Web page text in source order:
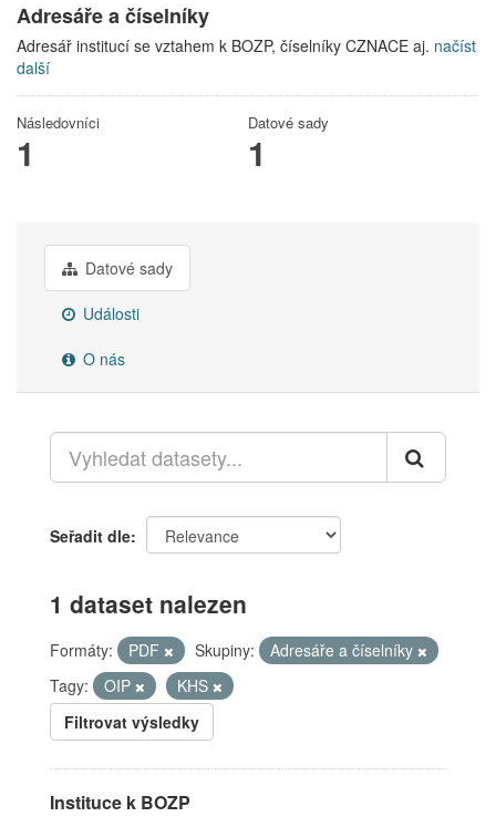
Adresáře a číselníky
Adresář institucí se vztahem k BOZP, číselníky CZNACE aj. načíst
další
Následovníci
1
Datové sady
1
Datové sady
Události
O nás
Seřadit dle
1 dataset nalezen
Formáty: PDF Skupiny:
Adresáře a číselníky
Tagy:
OIP
KHS
Filtrovat výsledky
Instituce k BOZP